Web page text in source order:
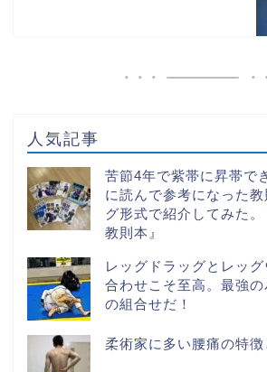
人気記事
苦節4年で紫帯に昇帯で
に読んで参考になった
グ形式で紹介してみた
教則本』
レッグドラッグとレッ
合わせこそ至高。最強の
の組合せだ！
柔術家に多い腰痛の特徴